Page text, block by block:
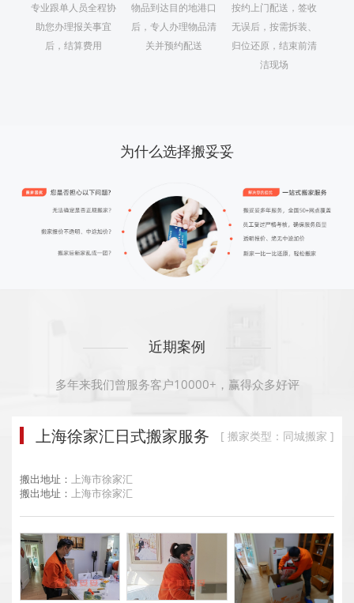
专业跟单人员全程协
助您办理报关事宜
后，结算费用
物品到达目的地港口
后，专人办理物品清
关并预约配送
按约上门配送，签收
无误后，按需拆装、
归位还原，结束前清
洁现场
为什么选择搬妥妥
近期案例
多年来我们曾服务客户10000+，赢得众多好评
上海徐家汇日式搬家服务 [ 搬家类型：同城搬家 ]
搬出地址：
上海市徐家汇
搬出地址：
上海市徐家汇